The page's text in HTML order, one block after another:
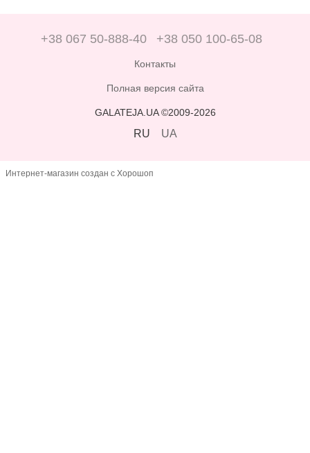
+38 067 50-888-40 +38 050 100-65-08
Контакты
Полная версия сайта
GALATEJA.UA ©2009-2026
RU UA
Интернет-магазин создан с Хорошоп